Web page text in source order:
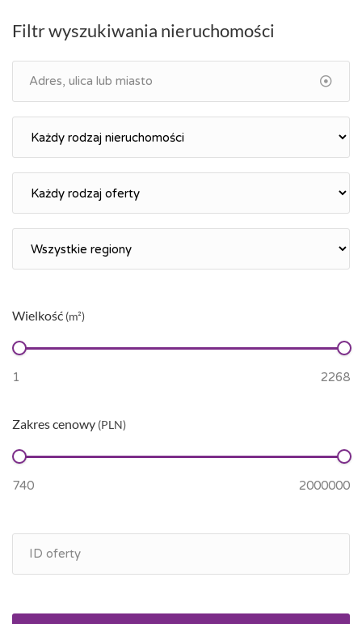
Filtr wyszukiwania nieruchomości
Wielkość (m²)
Zakres cenowy (PLN)